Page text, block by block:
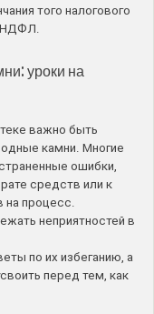
того налогового
НДФЛ.
уроки на
важно быть
камни. Многие
ошибки,
средств или к
на процесс.
неприятностей в
по их избеганию, а
перед тем, как